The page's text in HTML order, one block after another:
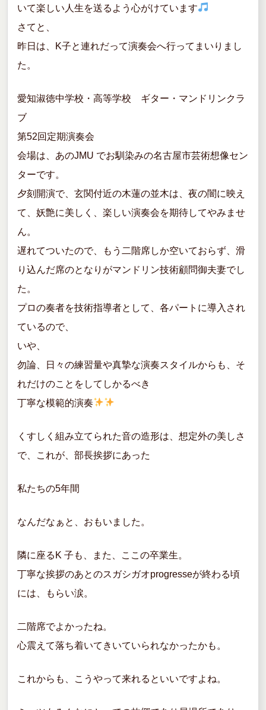
いて楽しい人生を送るよう心がけています
さてと、
昨日は、K子と連れだって演奏会へ行ってまいりまし
た。
愛知淑徳中学校・高等学校 ギター・マンドリンクラ
ブ
第52回定期演奏会
会場は、あのJMU でお馴染みの名古屋市芸術想像セン
ターです。
夕刻開演で、玄関付近の木蓮の並木は、夜の闇に映え
て、妖艶に美しく、楽しい演奏会を期待してやみませ
ん。
遅れてついたので、もう二階席しか空いておらず、滑
り込んだ席のとなりがマンドリン技術顧問御夫妻でし
た。
プロの奏者を技術指導者として、各パートに導入され
ているので、
いや、
勿論、日々の練習量や真摯な演奏スタイルからも、そ
れだけのことをしてしかるべき
丁寧な模範的演奏
くすしく組み立てられた音の造形は、想定外の美しさ
で、これが、部長挨拶にあった
私たちの5年間
なんだなぁと、おもいました。
隣に座るK 子も、また、ここの卒業生。
丁寧な挨拶のあとのスガシガオprogresseが終わる頃
には、もらい涙。
二階席でよかったね。
心震えて落ち着いてきいていられなかったかも。
これからも、こうやって来れるといいですよね。